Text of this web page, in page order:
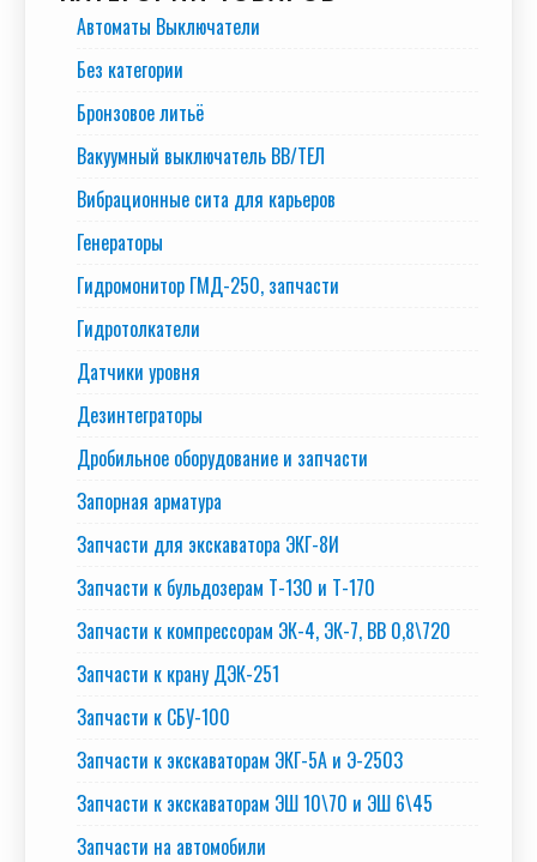
Автоматы Выключатели
Без категории
Бронзовое литьё
Вакуумный выключатель BB/TEЛ
Вибрационные сита для карьеров
Генераторы
Гидромонитор ГМД-250, запчасти
Гидротолкатели
Датчики уровня
Дезинтеграторы
Дробильное оборудование и запчасти
Запорная арматура
Запчасти для экскаватора ЭКГ-8И
Запчасти к бульдозерам Т-130 и Т-170
Запчасти к компрессорам ЭК-4, ЭК-7, ВВ 0,8\720
Запчасти к крану ДЭК-251
Запчасти к СБУ-100
Запчасти к экскаваторам ЭКГ-5А и Э-2503
Запчасти к экскаваторам ЭШ 10\70 и ЭШ 6\45
Запчасти на автомобили